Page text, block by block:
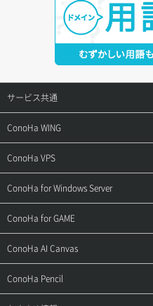
サービス共通
サポートトップ
ご契約・お支払い
用語集
お問い合わせ
ConoHa WING
サポートトップ
ご利用ガイド
お乗り換えガイド
よくある質問
ConoHa VPS
サポートトップ
ご利用ガイド
APIドキュメントVPS2.0
APIドキュメントVPS3.0
ConoHa for Windows Server
サポートトップ
ご利用ガイド
APIドキュメントVPS2.0
ConoHa for GAME
サポートトップ
ご利用ガイド
ConoHa AI Canvas
サポートトップ
ConoHa Pencil